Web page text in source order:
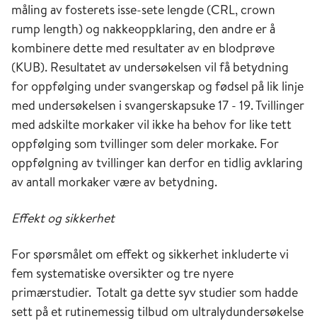
måling av fosterets isse-sete lengde (CRL, crown
rump length) og nakkeoppklaring, den andre er å
kombinere dette med resultater av en blodprøve
(KUB). Resultatet av undersøkelsen vil få betydning
for oppfølging under svangerskap og fødsel på lik linje
med undersøkelsen i svangerskapsuke 17 - 19. Tvillinger
med adskilte morkaker vil ikke ha behov for like tett
oppfølging som tvillinger som deler morkake. For
oppfølgning av tvillinger kan derfor en tidlig avklaring
av antall morkaker være av betydning.
Effekt og sikkerhet
For spørsmålet om effekt og sikkerhet inkluderte vi
fem systematiske oversikter og tre nyere
primærstudier. Totalt ga dette syv studier som hadde
sett på et rutinemessig tilbud om ultralydundersøkelse